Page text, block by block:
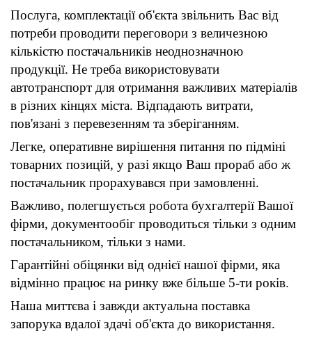
Послуга, комплектації об'єкта звільнить Вас від
потреби проводити переговори з величезною
кількістю постачальників неоднозначною
продукції. Не треба використовувати
автотранспорт для отримання важливих матеріалів
в різних кінцях міста. Відпадають витрати,
пов'язані з перевезенням та зберіганням.
Легке, оперативне вирішення питання по підміні
товарних позицій, у разі якщо Ваш прораб або ж
постачальник прорахувався при замовленні.
Важливо, полегшується робота бухгалтерії Вашої
фірми, документообіг проводиться тільки з одним
постачальником, тільки з нами.
Гарантійні обіцянки від однієї нашої фірми, яка
відмінно працює на ринку вже більше 5-ти років.
Наша миттєва і завжди актуальна поставка
запорука вдалої здачі об'єкта до використання.